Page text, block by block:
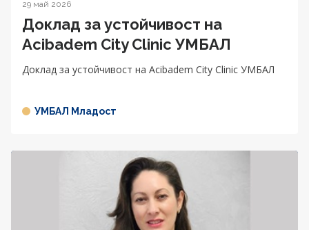
29 май 2026
Доклад за устойчивост на
Acibadem City Clinic УМБАЛ
Доклад за устойчивост на Acibadem City Clinic УМБАЛ
УМБАЛ Младост